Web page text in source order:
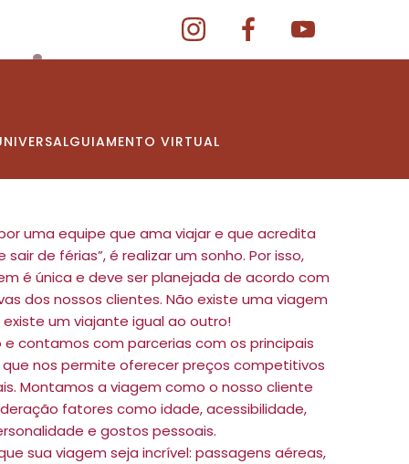
GUIAMENTO VIRTUAL
uma equipe que ama viajar e que acredita
de férias”, é realizar um sonho. Por isso,
é única e deve ser planejada de acordo com
dos nossos clientes. Não existe uma viagem
um viajante igual ao outro!
contamos com parcerias com os principais
nos permite oferecer preços competitivos
Montamos a viagem como o nosso cliente
fatores como idade, acessibilidade,
e gostos pessoais.
sua viagem seja incrível: passagens aéreas,